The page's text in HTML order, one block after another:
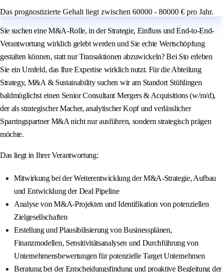
Das prognostizierte Gehalt liegt zwischen 60000 - 80000 € pro Jahr.
Sie suchen eine M&A-Rolle, in der Strategie, Einfluss und End-to-End-
Verantwortung wirklich gelebt werden und Sie echte Wertschöpfung
gestalten können, statt nur Transaktionen abzuwickeln? Bei Sto erleben
Sie ein Umfeld, das Ihre Expertise wirklich nutzt. Für die Abteilung
Strategy, M&A & Sustainability suchen wir am Standort Stühlingen
baldmöglichst einen Senior Consultant Mergers & Acquisitions (w/m/d),
der als strategischer Macher, analytischer Kopf und verlässlicher
Sparringspartner M&A nicht nur ausführen, sondern strategisch prägen
möchte.
Das liegt in Ihrer Verantwortung:
Mitwirkung bei der Weiterentwicklung der M&A-Strategie, Aufbau
und Entwicklung der Deal Pipeline
Analyse von M&A-Projekten und Identifikation von potenziellen
Zielgesellschaften
Erstellung und Plausibilisierung von Businessplänen,
Finanzmodellen, Sensitivitätsanalysen und Durchführung von
Unternehmensbewertungen für potenzielle Target Unternehmen
Beratung bei der Entscheidungsfindung und proaktive Begleitung der